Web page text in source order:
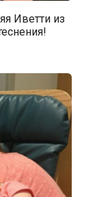
Иветти из